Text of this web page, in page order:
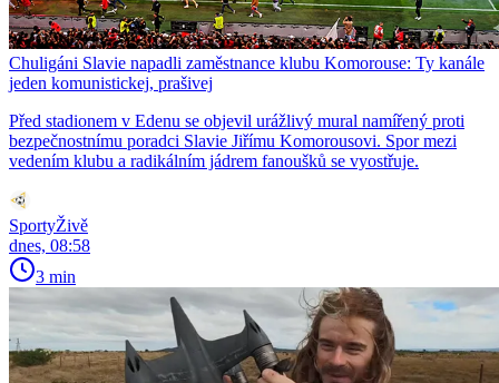
Chuligáni Slavie napadli zaměstnance klubu Komorouse: Ty kanále
jeden komunistickej, prašivej
Před stadionem v Edenu se objevil urážlivý mural namířený proti
bezpečnostnímu poradci Slavie Jiřímu Komorousovi. Spor mezi
vedením klubu a radikálním jádrem fanoušků se vyostřuje.
SportyŽivě
dnes, 08:58
3 min